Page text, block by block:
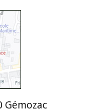
Gémozac